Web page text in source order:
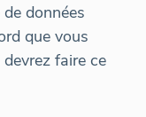
données
que vous
faire ce